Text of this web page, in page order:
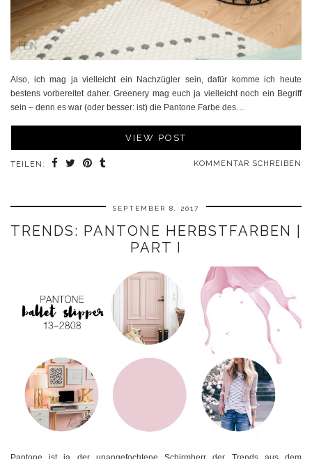
Also, ich mag ja vielleicht ein Nachzügler sein, dafür komme ich heute
bestens vorbereitet daher. Greenery mag euch ja vielleicht noch ein Begriff
sein – denn es war (oder besser: ist) die Pantone Farbe des…
VIEW POST
TEILEN: KOMMENTAR SCHREIBEN
SEPTEMBER 8, 2017
TRENDS: PANTONE HERBSTFARBEN |
PART I